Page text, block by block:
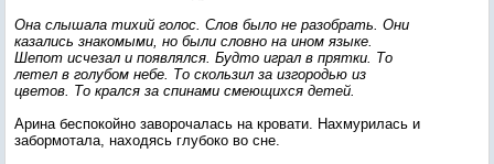
Она слышала тихий голос. Слов было не разобрать. Они
казались знакомыми, но были словно на ином языке.
Шепот исчезал и появлялся. Будто играл в прятки. То
летел в голубом небе. То скользил за изгородью из
цветов. То крался за спинами смеющихся детей.
Арина беспокойно заворочалась на кровати. Нахмурилась и
забормотала, находясь глубоко во сне.